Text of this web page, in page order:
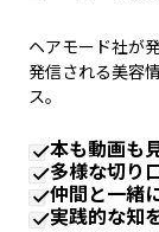
ヘアモード社が
発信される美容
ス。
本も動画も
多様な切り
仲間と一緒
実践的な知